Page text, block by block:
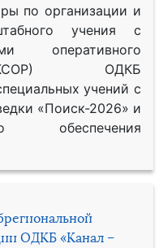
по организации и
учения с
оперативного
ОДКБ
учений с
«Поиск-2026» и
обеспечения
ОДКБ «Канал –